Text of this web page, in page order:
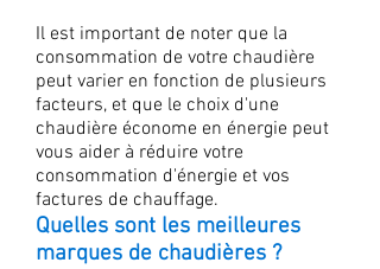
Il est important de noter que la
consommation de votre chaudière
peut varier en fonction de plusieurs
facteurs, et que le choix d'une
chaudière économe en énergie peut
vous aider à réduire votre
consommation d'énergie et vos
factures de chauffage.
Quelles sont les meilleures
marques de chaudières ?